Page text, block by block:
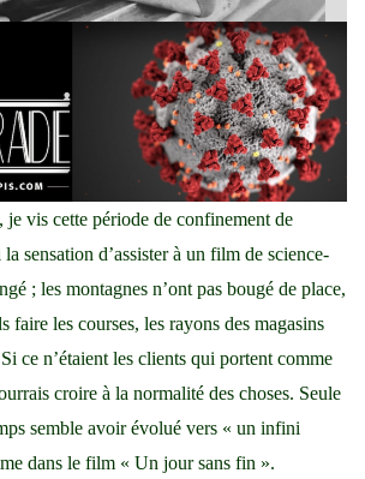
je vis cette période de confinement de
la sensation d’assister à un film de science-
; les montagnes n’ont pas bougé de place,
faire les courses, les rayons des magasins
ce n’étaient les clients qui portent comme
croire à la normalité des choses. Seule
semble avoir évolué vers « un infini
dans le film « Un jour sans fin ».